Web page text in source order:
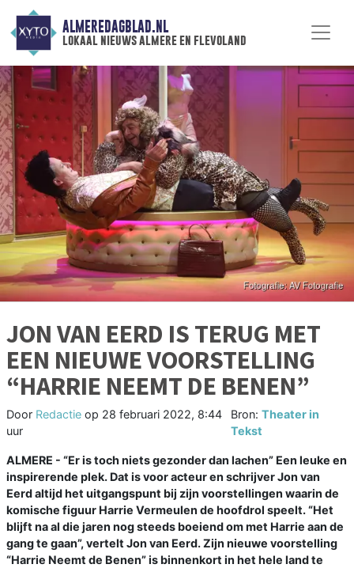
ALMEREDAGBLAD.NL
lokaal nieuws almere en flevoland
JON VAN EERD IS TERUG MET
EEN NIEUWE VOORSTELLING
“HARRIE NEEMT DE BENEN”
Door Redactie op 28 februari 2022, 8:44
uur
Bron:Theater in
Tekst
ALMERE - “Er is toch niets gezonder dan lachen” Een leuke en
inspirerende plek. Dat is voor acteur en schrijver Jon van
Eerd altijd het uitgangspunt bij zijn voorstellingen waarin de
komische figuur Harrie Vermeulen de hoofdrol speelt. “Het
blijft na al die jaren nog steeds boeiend om met Harrie aan de
gang te gaan”, vertelt Jon van Eerd. Zijn nieuwe voorstelling
“Harrie Neemt de Benen” is binnenkort in het hele land te